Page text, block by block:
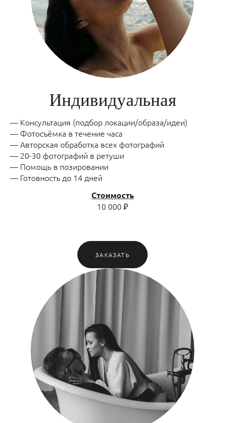
Индивидуальная
— Консультация (подбор локации/образа/идеи)
— Фотосъёмка в течение часа
— Авторская обработка всех фотографий
— 20-30 фотографий в ретуши
— Помощь в позировании
— Готовность до 14 дней
Стоимость
10 000 ₽
ЗАКАЗАТЬ